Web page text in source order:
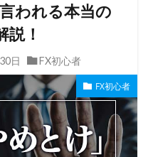
われる本当の
！
日 FX初心者
FX初心者